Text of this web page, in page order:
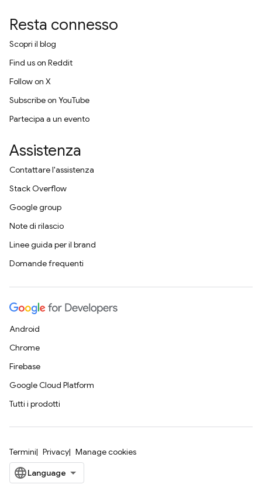
Resta connesso
Scopri il blog
Find us on Reddit
Follow on X
Subscribe on YouTube
Partecipa a un evento
Assistenza
Contattare l'assistenza
Stack Overflow
Google group
Note di rilascio
Linee guida per il brand
Domande frequenti
Android
Chrome
Firebase
Google Cloud Platform
Tutti i prodotti
Termini Privacy Manage cookies